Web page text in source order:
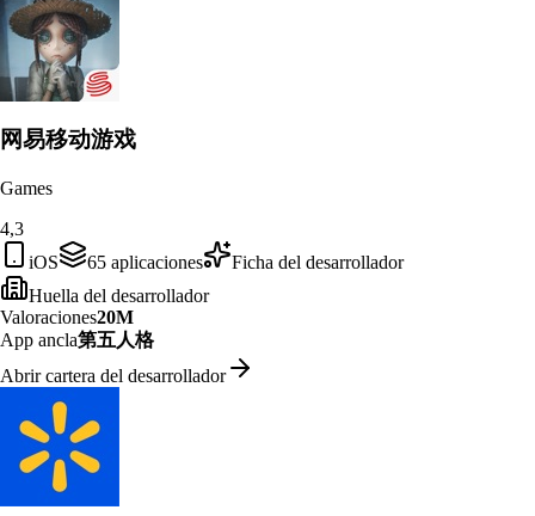
网易移动游戏
Games
4,3
iOS
65 aplicaciones
Ficha del desarrollador
Huella del desarrollador
Valoraciones20M
App ancla第五人格
Abrir cartera del desarrollador